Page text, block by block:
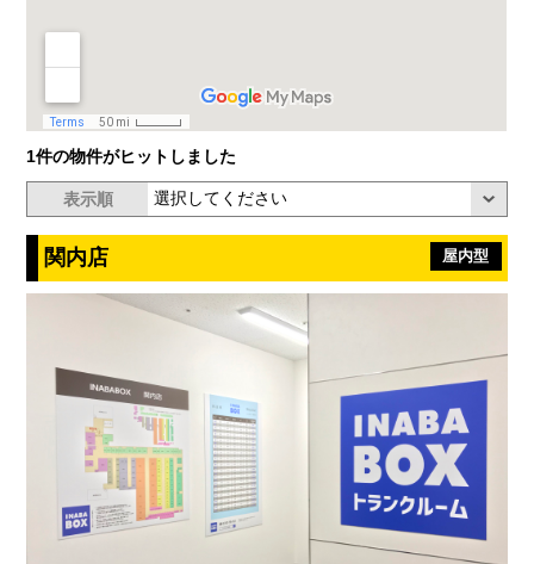
1件の物件がヒットしました
表示順
関内店 屋内型